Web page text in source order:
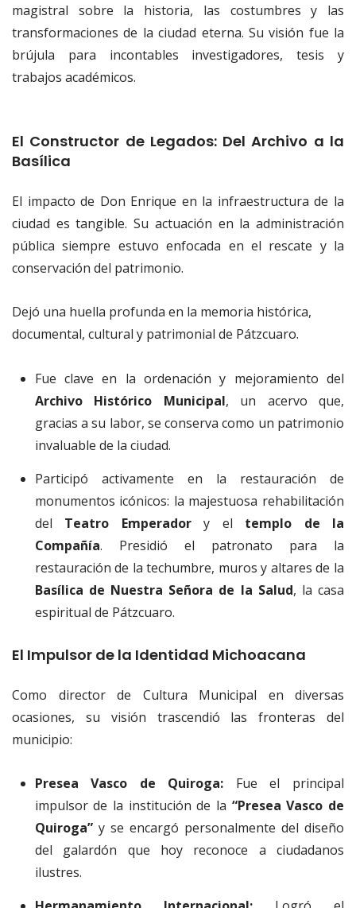
magistral sobre la historia, las costumbres y las
transformaciones de la ciudad eterna. Su visión fue la
brújula para incontables investigadores, tesis y
trabajos académicos.
El Constructor de Legados: Del Archivo a la
Basílica
El impacto de Don Enrique en la infraestructura de la
ciudad es tangible. Su actuación en la administración
pública siempre estuvo enfocada en el rescate y la
conservación del patrimonio.
Dejó una huella profunda en la memoria histórica,
documental, cultural y patrimonial de Pátzcuaro.
Fue clave en la ordenación y mejoramiento del
Archivo Histórico Municipal, un acervo que,
gracias a su labor, se conserva como un patrimonio
invaluable de la ciudad.
Participó activamente en la restauración de
monumentos icónicos: la majestuosa rehabilitación
del Teatro Emperadory el templo de la
Compañía. Presidió el patronato para la
restauración de la techumbre, muros y altares de la
Basílica de Nuestra Señora de la Salud, la casa
espiritual de Pátzcuaro.
El Impulsor de la Identidad Michoacana
Como director de Cultura Municipal en diversas
ocasiones, su visión trascendió las fronteras del
municipio:
Presea Vasco de Quiroga: Fue el principal
impulsor de la institución de la “Presea Vasco de
Quiroga”y se encargó personalmente del diseño
del galardón que hoy reconoce a ciudadanos
ilustres.